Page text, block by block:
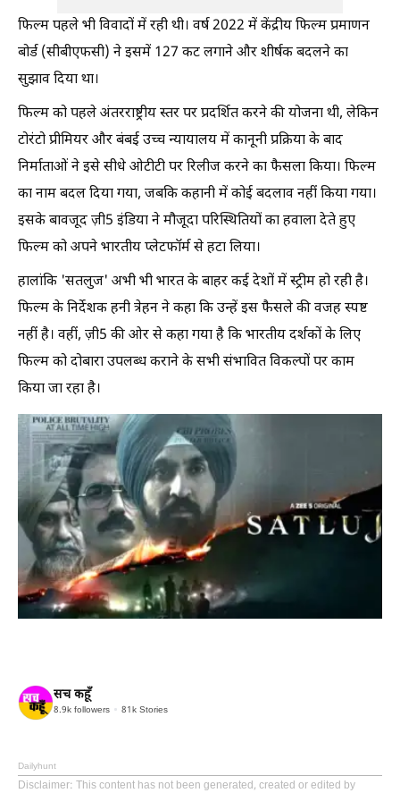
फिल्म पहले भी विवादों में रही थी। वर्ष 2022 में केंद्रीय फिल्म प्रमाणन
बोर्ड (सीबीएफसी) ने इसमें 127 कट लगाने और शीर्षक बदलने का
सुझाव दिया था।
फिल्म को पहले अंतरराष्ट्रीय स्तर पर प्रदर्शित करने की योजना थी, लेकिन
टोरंटो प्रीमियर और बंबई उच्च न्यायालय में कानूनी प्रक्रिया के बाद
निर्माताओं ने इसे सीधे ओटीटी पर रिलीज करने का फैसला किया। फिल्म
का नाम बदल दिया गया, जबकि कहानी में कोई बदलाव नहीं किया गया।
इसके बावजूद ज़ी5 इंडिया ने मौजूदा परिस्थितियों का हवाला देते हुए
फिल्म को अपने भारतीय प्लेटफॉर्म से हटा लिया।
हालांकि 'सतलुज' अभी भी भारत के बाहर कई देशों में स्ट्रीम हो रही है।
फिल्म के निर्देशक हनी त्रेहन ने कहा कि उन्हें इस फैसले की वजह स्पष्ट
नहीं है। वहीं, ज़ी5 की ओर से कहा गया है कि भारतीय दर्शकों के लिए
फिल्म को दोबारा उपलब्ध कराने के सभी संभावित विकल्पों पर काम
किया जा रहा है।
सच कहूँ
8.9k followers 81k Stories
Dailyhunt
Disclaimer: This content has not been generated, created or edited by